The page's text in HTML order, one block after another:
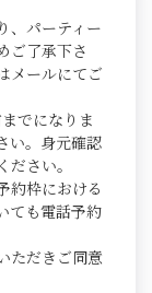
、パーティー
ご了承下さ
メールにてご
でになりま
い。身元確認
さい。
約枠における
ても電話予約
ただきご同意